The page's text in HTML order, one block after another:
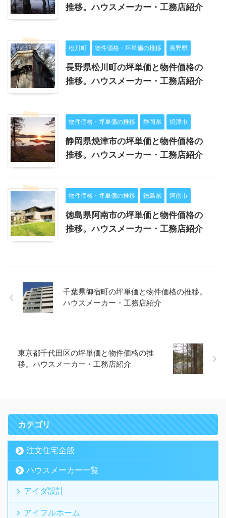
推移。ハウスメーカー・工務店紹介
松川町 物件価格・坪単価の推移 長野県
長野県松川町の坪単価と物件価格の
推移。ハウスメーカー・工務店紹介
物件価格・坪単価の推移 静岡県 焼津市
静岡県焼津市の坪単価と物件価格の
推移。ハウスメーカー・工務店紹介
物件価格・坪単価の推移 徳島県 阿南市
徳島県阿南市の坪単価と物件価格の
推移。ハウスメーカー・工務店紹介
千葉県御宿町の坪単価と物件価格の推移。
ハウスメーカー・工務店紹介
東京都千代田区の坪単価と物件価格の推
移。ハウスメーカー・工務店紹介
カテゴリ
注文住宅全般
ハウスメーカー一覧
アイダ設計
アイフルホーム